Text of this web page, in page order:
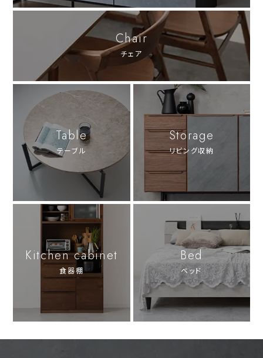
Chair
チェア
Table
テーブル
Storage
リビング収納
Kitchen cabinet
食器棚
Bed
ベッド